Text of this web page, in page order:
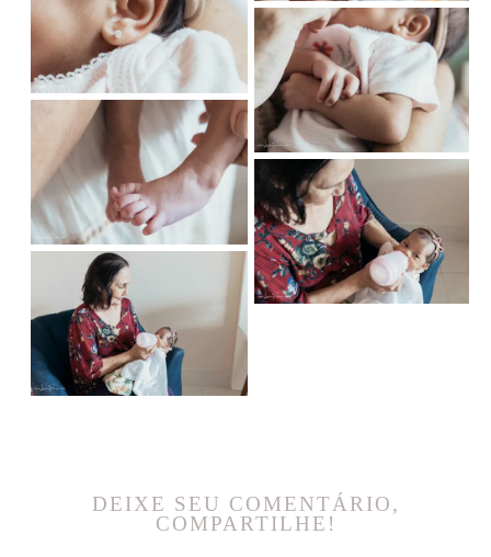
DEIXE SEU COMENTÁRIO,
COMPARTILHE!